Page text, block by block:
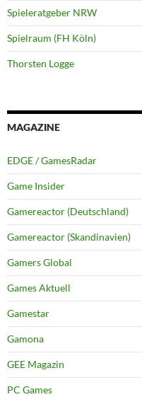
Spieleratgeber NRW
Spielraum (FH Köln)
Thorsten Logge
MAGAZINE
EDGE / GamesRadar
Game Insider
Gamereactor (Deutschland)
Gamereactor (Skandinavien)
Gamers Global
Games Aktuell
Gamestar
Gamona
GEE Magazin
PC Games